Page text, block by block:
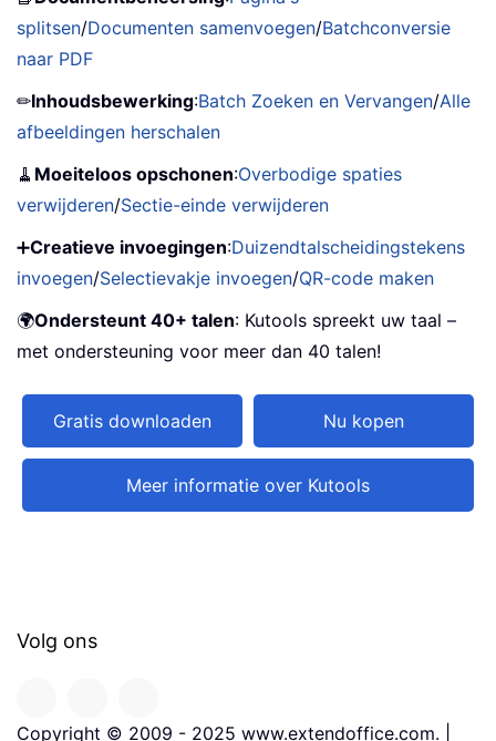
splitsen/Documenten samenvoegen/Batchconversie
naar PDF
✏Inhoudsbewerking:Batch Zoeken en Vervangen/Alle
afbeeldingen herschalen
🧹 Moeiteloos opschonen:Overbodige spaties
verwijderen/Sectie-einde verwijderen
➕Creatieve invoegingen:Duizendtalscheidingstekens
invoegen/Selectievakje invoegen/QR-code maken
🌍Ondersteunt 40+ talen: Kutools spreekt uw taal –
met ondersteuning voor meer dan 40 talen!
Gratis downloaden Nu kopen
Meer informatie over Kutools
Volg ons
Copyright © 2009 - 2025 www.extendoffice.com. |